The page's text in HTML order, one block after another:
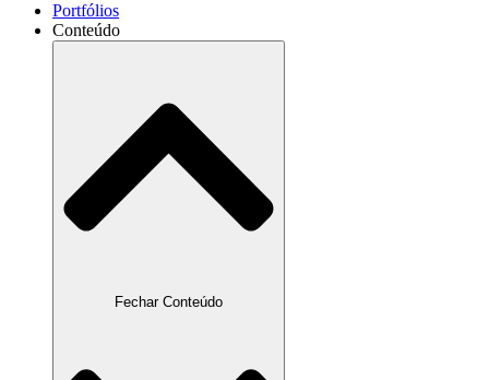
Portfólios
Conteúdo
Fechar Conteúdo